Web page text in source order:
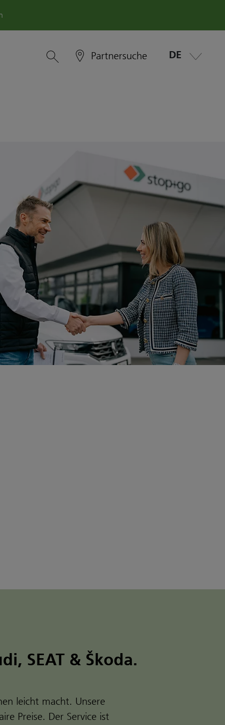
Partnersuche DE
SEAT & Škoda.
leicht macht. Unsere
Preise. Der Service ist